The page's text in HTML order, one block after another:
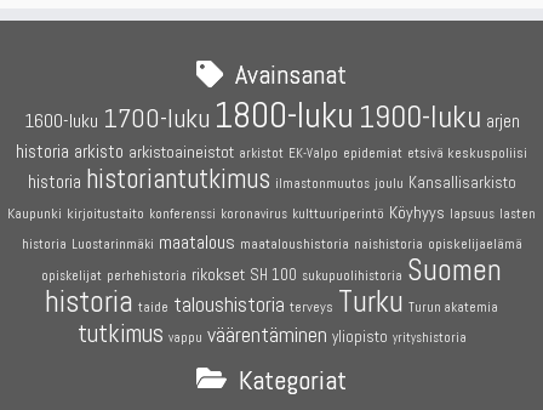
Avainsanat
1600-luku 1700-luku 1800-luku 1900-luku arjen
historia arkisto arkistoaineistot arkistot EK-Valpo epidemiat etsivä keskuspoliisi
historia historiantutkimus ilmastonmuutos joulu Kansallisarkisto
Kaupunki kirjoitustaito konferenssi koronavirus kulttuuriperintö Köyhyys lapsuus lasten
historia Luostarinmäki maatalous maataloushistoria naishistoria opiskelijaelämä
opiskelijat perhehistoria rikokset SH 100 sukupuolihistoria Suomen
historia taide taloushistoria terveys Turku Turun akatemia
tutkimus vappu väärentäminen yliopisto yrityshistoria
Kategoriat